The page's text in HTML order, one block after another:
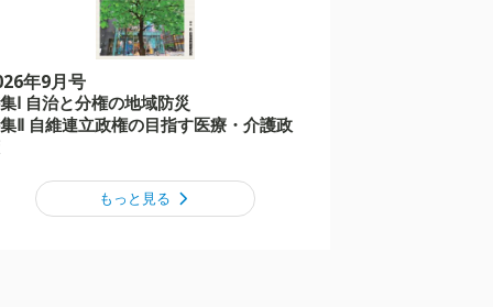
年9月号
Ⅰ 自治と分権の地域防災
Ⅱ 自維連立政権の目指す医療・介護政
もっと見る